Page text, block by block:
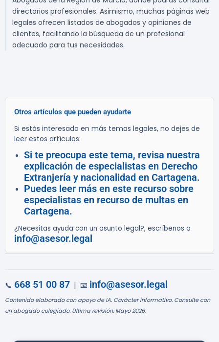
directorios profesionales. Asimismo, muchas páginas web
legales ofrecen listados de abogados y opiniones de
clientes, facilitando la búsqueda de un profesional
adecuado para tus necesidades.
Otros artículos que pueden ayudarte
Si estás interesado en más temas legales, no dejes de
leer estos artículos:
Si te preocupa este tema, revisa nuestra
explicación de especialistas en Derecho
Extranjería y nacionalidad en Cartagena.
Puedes leer más en este recurso sobre
especialistas en recurso de multas en
Cartagena.
¿Necesitas ayuda con un asunto legal?, escríbenos a
info@asesor.legal
📞 668 51 00 87 | 📧 info@asesor.legal
Contenido elaborado con apoyo de IA. Carácter informativo. Consulte con
un abogado colegiado. Última revisión: Mayo 2026.